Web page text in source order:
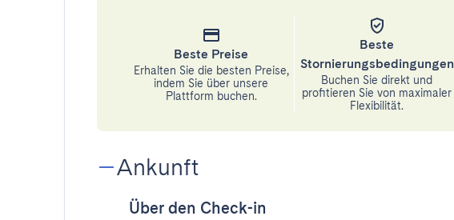
Beste Preise
Erhalten Sie die besten Preise,
indem Sie über unsere
Plattform buchen.
Beste
Stornierungsbedingungen
Buchen Sie direkt und
profitieren Sie von maximaler
Flexibilität.
Ankunft
Über den Check-in